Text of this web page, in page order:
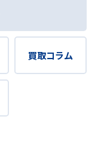
買取コラム